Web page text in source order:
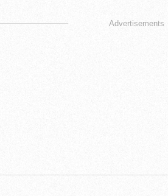
Advertisements